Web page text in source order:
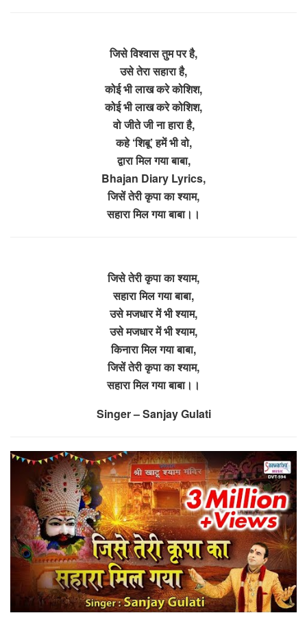
जिसे विश्वास तुम पर है,
उसे तेरा सहारा है,
कोई भी लाख करे कोशिश,
कोई भी लाख करे कोशिश,
वो जीते जी ना हारा है,
कहे ‘शिबू’ हमें भी वो,
द्वारा मिल गया बाबा,
Bhajan Diary Lyrics,
जिसें तेरी कृपा का श्याम,
सहारा मिल गया बाबा।।
जिसे तेरी कृपा का श्याम,
सहारा मिल गया बाबा,
उसे मजधार में भी श्याम,
उसे मजधार में भी श्याम,
किनारा मिल गया बाबा,
जिसें तेरी कृपा का श्याम,
सहारा मिल गया बाबा।।
Singer – Sanjay Gulati